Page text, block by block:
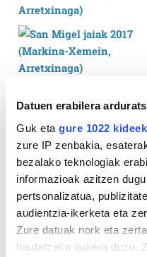
Datuen erabilera
Guk eta gure 1022 kideek
zure IP zenbakia,
bezalako teknologiak
informazioak azitzen
pertsonalizatua,
audientzia-ikerketa eta
Zure datuak nork eta
hautatzeko aukera duzu.